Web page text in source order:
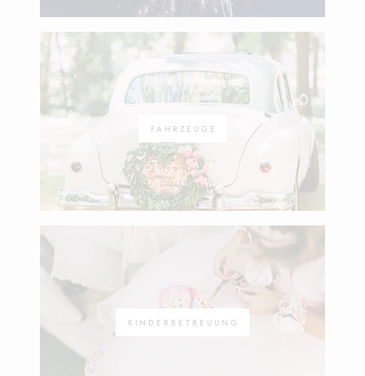
FAHRZEUGE
KINDERBETREUUNG